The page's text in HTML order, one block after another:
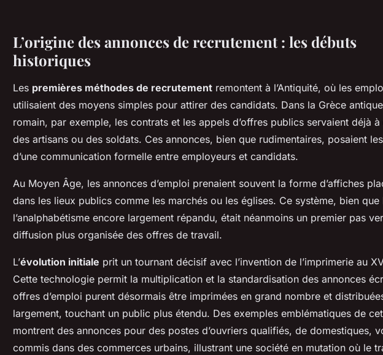
L’origine des annonces de recrutement : les débuts
historiques
Les premières méthodes de recrutement remontent à l’Antiquité, où les
utilisaient des moyens simples pour attirer des candidats. Dans la Grèce
romain, par exemple, les contrats et les appels d’offres publics servaient déjà
des artisans ou des soldats. Ces annonces, bien que rudimentaires, posaient
d’une communication formelle entre employeurs et candidats.
Au Moyen Âge, les annonces d’emploi prenaient souvent la forme d’affiches
dans les lieux publics comme les marchés ou les églises. Ce système, bien
l’analphabétisme encore largement répandu, était néanmoins un premier pas
diffusion plus organisée des offres de travail.
L’évolution initiale prit un tournant décisif avec l’invention de l’imprimerie au
Cette technologie permit la multiplication et la standardisation des annonces
offres d’emploi purent désormais être imprimées en grand nombre et
largement, touchant un public plus étendu. Des exemples emblématiques de
montrent des annonces pour des postes d’ouvriers qualifiés, de domestiques,
commis dans des commerces urbains, illustrant une société en mutation où le